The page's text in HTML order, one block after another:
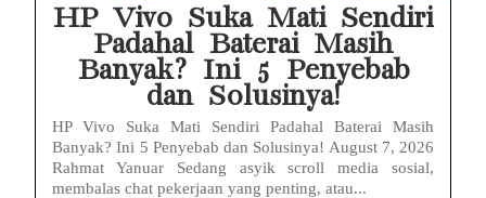
HP Vivo Suka Mati Sendiri
Padahal Baterai Masih
Banyak? Ini 5 Penyebab
dan Solusinya!
HP Vivo Suka Mati Sendiri Padahal Baterai Masih
Banyak? Ini 5 Penyebab dan Solusinya! August 7, 2026
Rahmat Yanuar Sedang asyik scroll media sosial,
membalas chat pekerjaan yang penting, atau...